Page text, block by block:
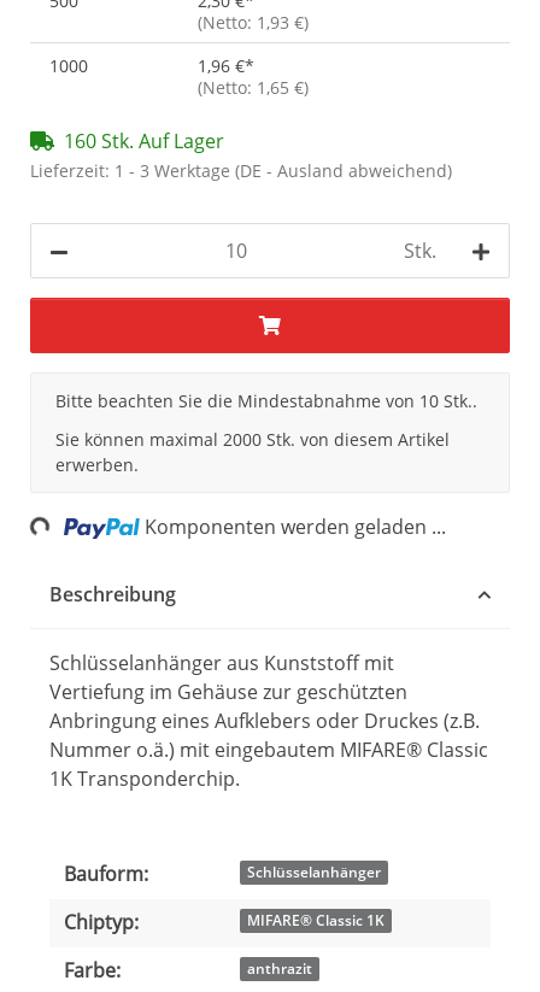
(Netto: 1,93 €)
1000
1,96 €*
(Netto: 1,65 €)
160 Stk. Auf Lager
Lieferzeit: 1 - 3 Werktage (DE - Ausland abweichend)
Stk.
x
Bitte beachten Sie die Mindestabnahme von 10 Stk..
Sie können maximal 2000 Stk. von diesem Artikel
erwerben.
Loading... Komponenten werden geladen ...
Beschreibung
Schlüsselanhänger aus Kunststoff mit
Vertiefung im Gehäuse zur geschützten
Anbringung eines Aufklebers oder Druckes (z.B.
Nummer o.ä.) mit eingebautem MIFARE® Classic
1K Transponderchip.
Produkteigenschaft
Wert
Bauform: Schlüsselanhänger
Chiptyp: MIFARE® Classic 1K
Farbe: anthrazit